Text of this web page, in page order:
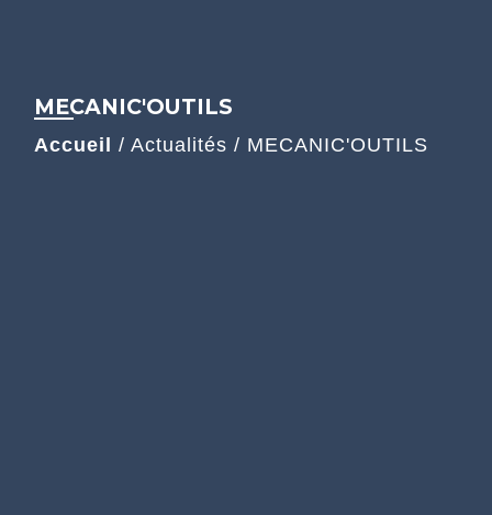
MECANIC'OUTILS
Accueil / Actualités / MECANIC'OUTILS